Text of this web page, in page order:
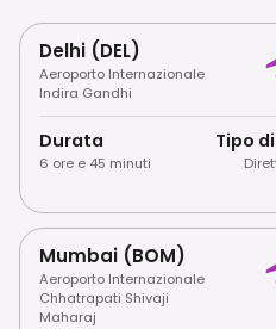
Delhi (DEL)
Aeroporto Internazionale
Indira Gandhi
Durata
6 ore e 45 minuti
Tipo
Mumbai (BOM)
Aeroporto Internazionale
Chhatrapati Shivaji
Maharaj